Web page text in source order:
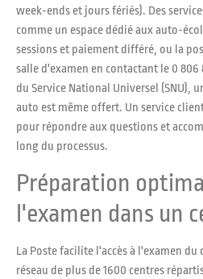
week-ends et jours fériés). Des
comme un espace dédié aux auto-
sessions et paiement différé, ou la
salle d'examen en contactant le 0 806
du Service National Universel (SNU),
auto est même offert. Un service
pour répondre aux questions et
long du processus.
Préparation
l'examen dans un
La Poste facilite l'accès à l'examen du
réseau de plus de 1600 centres